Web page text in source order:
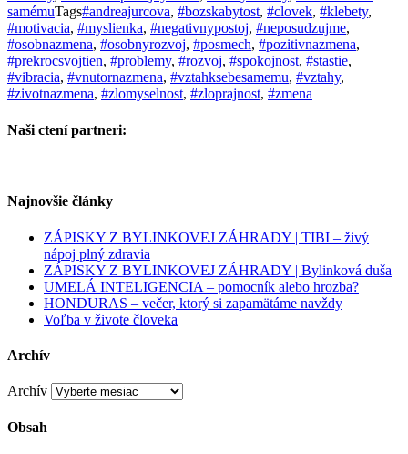
samémuTags#andreajurcova, #bozskabytost, #clovek, #klebety,
#motivacia, #myslienka, #negativnypostoj, #neposudzujme,
#osobnazmena, #osobnyrozvoj, #posmech, #pozitivnazmena,
#prekrocsvojtien, #problemy, #rozvoj, #spokojnost, #stastie,
#vibracia, #vnutornazmena, #vztahksebesamemu, #vztahy,
#zivotnazmena, #zlomyselnost, #zloprajnost, #zmena
Naši ctení partneri:
Najnovšie články
ZÁPISKY Z BYLINKOVEJ ZÁHRADY | TIBI – živý
nápoj plný zdravia
ZÁPISKY Z BYLINKOVEJ ZÁHRADY | Bylinková duša
UMELÁ INTELIGENCIA – pomocník alebo hrozba?
HONDURAS – večer, ktorý si zapamätáme navždy
Voľba v živote človeka
Archív
Archív
Obsah